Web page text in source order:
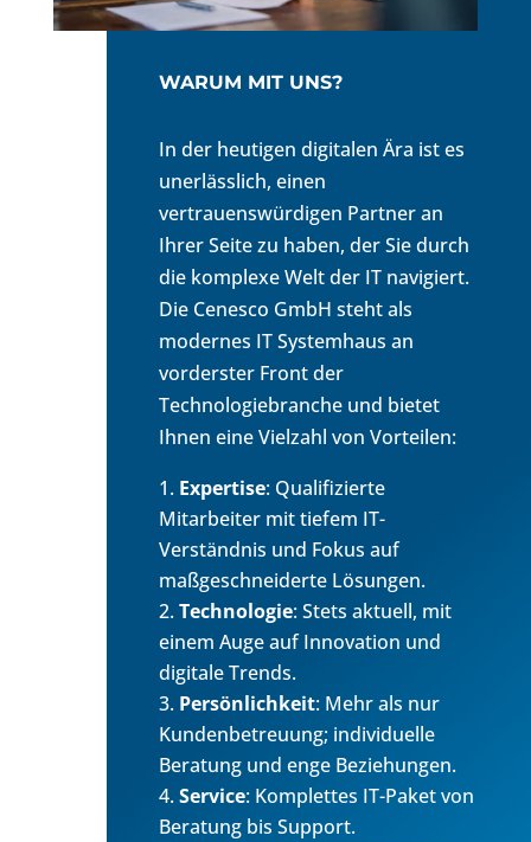
WARUM MIT UNS?
In der heutigen digitalen Ära ist es
unerlässlich, einen
vertrauenswürdigen Partner an
Ihrer Seite zu haben, der Sie durch
die komplexe Welt der IT navigiert.
Die Cenesco GmbH steht als
modernes IT Systemhaus an
vorderster Front der
Technologiebranche und bietet
Ihnen eine Vielzahl von Vorteilen:
Expertise: Qualifizierte
Mitarbeiter mit tiefem IT-
Verständnis und Fokus auf
maßgeschneiderte Lösungen.
Technologie: Stets aktuell, mit
einem Auge auf Innovation und
digitale Trends.
Persönlichkeit: Mehr als nur
Kundenbetreuung; individuelle
Beratung und enge Beziehungen.
Service: Komplettes IT-Paket von
Beratung bis Support.